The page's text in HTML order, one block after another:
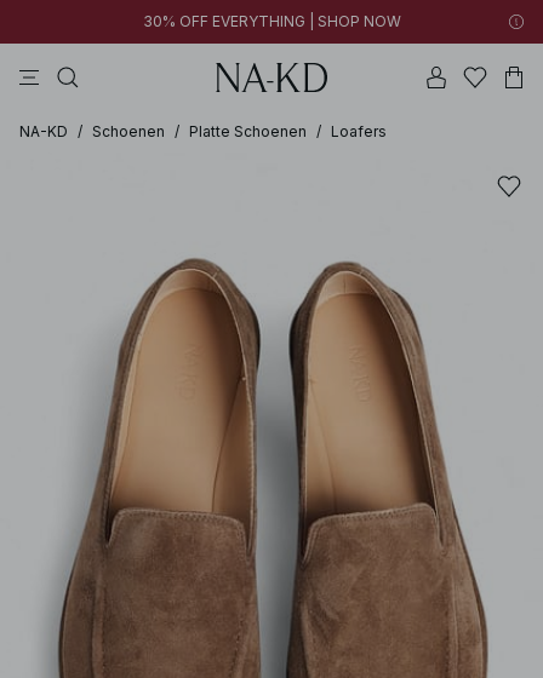
30% OFF EVERYTHING | SHOP NOW
NA-KD / Schoenen / Platte Schoenen / Loafers